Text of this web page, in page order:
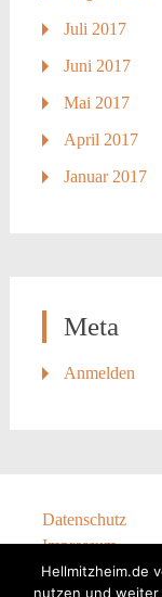
Juli 2017
Juni 2017
Mai 2017
April 2017
Januar 2017
Meta
Anmelden
Datenschutz
Impressum
Hellmitzheim.de
nutzen und weiter